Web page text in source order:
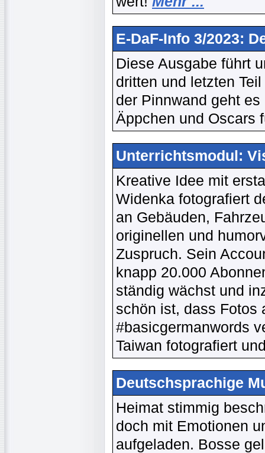
E-DaF-Info 3/2023:
Diese Ausgabe führt
dritten und letzten
der Pinnwand geht
Äppchen und Oscars
Unterrichtsmodul:
Kreative Idee mit
Widenka fotografiert
an Gebäuden,
originellen und
Zuspruch. Sein
knapp 20.000
ständig wächst und
schön ist, dass Fotos
#basicgermanwords
Taiwan fotografiert
Deutschsprachige
Heimat stimmig
doch mit Emotionen
aufgeladen. Bosse